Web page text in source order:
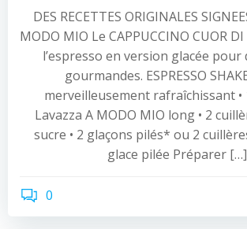
DES RECETTES ORIGINALES
MODO MIO Le CAPPUCCINO CUOR
l’espresso en version glacée pour
gourmandes. ESPRESSO
merveilleusement rafraîchissant •
Lavazza A MODO MIO long • 2
sucre • 2 glaçons pilés* ou 2
glace pilée Préparer […]
0